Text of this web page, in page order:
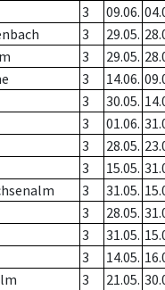
3 09.06.
3 29.05.
3 29.05.
3 14.06.
3 30.05.
3 01.06.
3 28.05.
3 15.05.
3 31.05.
3 28.05.
3 31.05.
3 14.05.
3 21.05.